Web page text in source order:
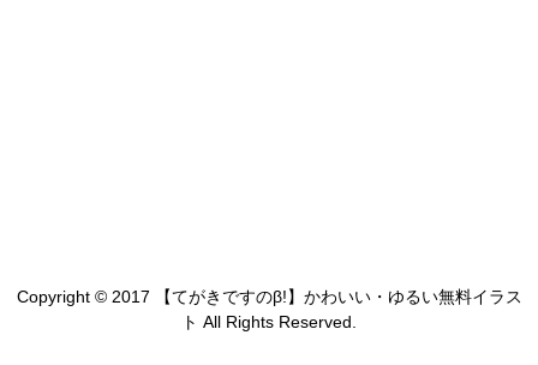
Copyright © 2017 【てがきですのβ!】かわいい・ゆるい無料イラス
ト All Rights Reserved.